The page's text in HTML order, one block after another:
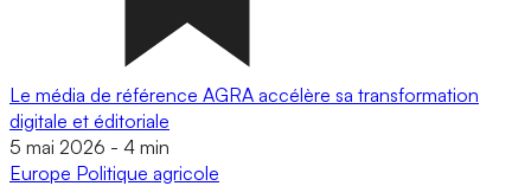
Le média de référence AGRA accélère sa transformation
digitale et éditoriale
5 mai 2026 - 4 min
Europe Politique agricole